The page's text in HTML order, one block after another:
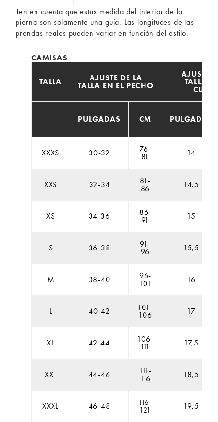
Ten en cuenta que estas medida del interior de la
pierna son solamente una guía. Las longitudes de las
prendas reales pueden variar en función del estilo.
CAMISAS
TALLA AJUSTE DE LA
TALLA EN EL PECHO
AJUSTE
TALLA
PULGADAS CM PULGADAS
XXXS 30-32 76-
81 14
XXS 32-34 81-
86 14.5
XS 34-36 86-
91 15
S 36-38 91-
96 15,5
M 38-40 96-
101 16
L 40-42 101-
106 17
XL 42-44 106-
111 17,5
XXL 44-46 111-
116 18,5
XXXL 46-48 116-
121 19,5